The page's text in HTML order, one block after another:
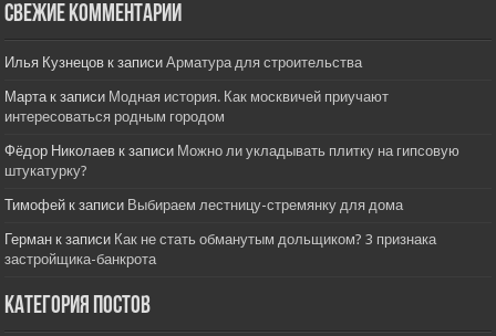
Свежие комментарии
Илья Кузнецов к записиАрматура для строительства
Марта к записи Модная история. Как москвичей приучают
интересоваться родным городом
Фёдор Николаев к записи Можно ли укладывать плитку на гипсовую
штукатурку?
Тимофей к записи Выбираем лестницу-стремянку для дома
Герман к записи Как не стать обманутым дольщиком? 3 признака
застройщика-банкрота
Категория постов